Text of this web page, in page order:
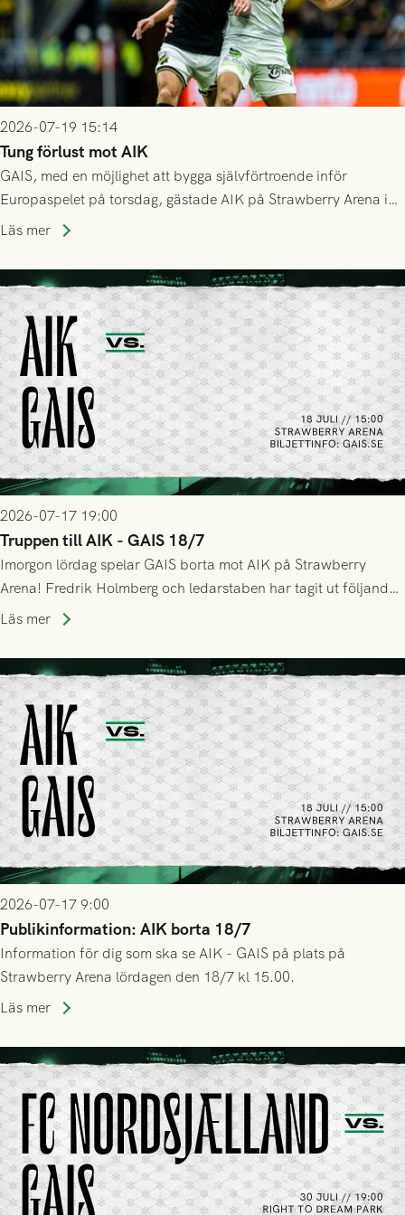
2026-07-19 15:14
Tung förlust mot AIK
GAIS, med en möjlighet att bygga självförtroende inför
Europaspelet på torsdag, gästade AIK på Strawberry Arena i
Stockholm . Men trots konstant hotande i första halvlek av
lyckades få in 2-0.
Läs mer
2026-07-17 19:00
Truppen till AIK - GAIS 18/7
Imorgon lördag spelar GAIS borta mot AIK på Strawberry
Arena! Fredrik Holmberg och ledarstaben har tagit ut följande
trupp till matchen:
Läs mer
2026-07-17 9:00
Publikinformation: AIK borta 18/7
Information för dig som ska se AIK - GAIS på plats på
Strawberry Arena lördagen den 18/7 kl 15.00.
Läs mer